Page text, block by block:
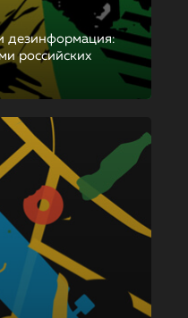
дезинформация:
российских